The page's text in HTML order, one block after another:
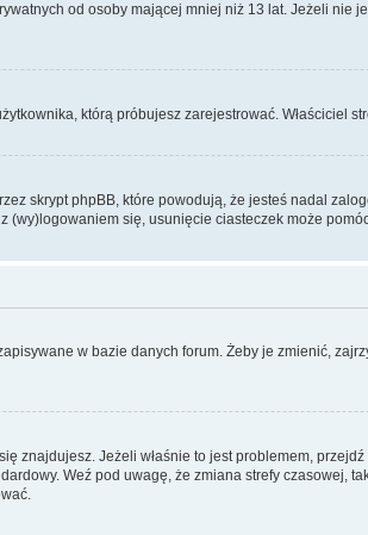
od osoby mającej mniej niż 13 lat. Jeżeli nie
którą próbujesz zarejestrować.
skrypt phpBB, które powodują, że jesteś nadal
(wy)logowaniem się, usunięcie ciasteczek może
w bazie danych forum. Żeby je zmienić,
znajdujesz. Jeżeli właśnie to jest problemem,
Weź pod uwagę, że zmiana strefy czasowej,